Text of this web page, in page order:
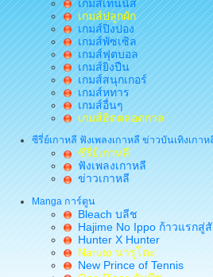
เกมส์เทนนิส
เกมส์ปลูกผัก
เกมส์ปิงปอง
เกมส์พัซเซิล
เกมส์ฟุตบอล
เกมส์ยิงปืน
เกมส์สนุกเกอร์
เกมส์หทาร
เกมส์อื่นๆ
เกมส์ฮิตตลอดกาล
ซีรี่ย์เกาหลี ฟังเพลงเกาหลี ข่าวบันเทิงเกาห
ซีรี่ย์เกาหลี
ฟังเพลงเกาหลี
ข่าวเกาหลี
Manga การ์ตูน
Bleach บลีช
Hajime No Ippo ก้าวแรกสู่
Hunter X Hunter
Naruto นารุโตะ
New Prince of Tennis